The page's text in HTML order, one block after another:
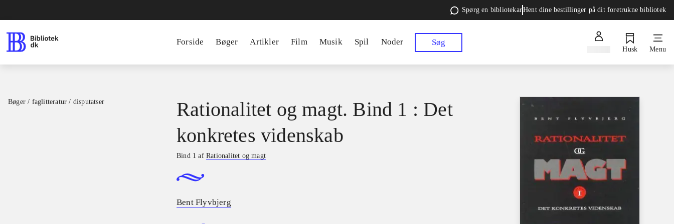
Spørg en bibliotekarHent dine bestillinger på dit foretrukne bibliotek
Forside Bøger Artikler Film Musik Spil Noder Søg
Husk Menu
Bøger / faglitteratur / disputatser
Rationalitet og magt. Bind 1 : Det
konkretes videnskab
Bind 1 afRationalitet og magt
Bent Flyvbjerg